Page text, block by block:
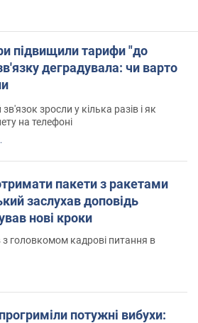
підвищили тарифи "до
деградувала: чи варто
зросли у кілька разів і як
на телефоні
пакети з ракетами
заслухав доповідь
нові кроки
головкомом кадрові питання в
потужні вибухи: